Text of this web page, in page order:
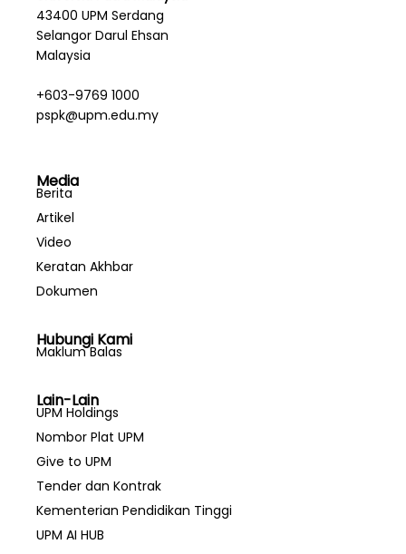
43400 UPM Serdang
Selangor Darul Ehsan
Malaysia
+603-9769 1000
pspk@upm.edu.my
Media
Berita
Artikel
Video
Keratan Akhbar
Dokumen
Hubungi Kami
Maklum Balas
Lain-Lain
UPM Holdings
Nombor Plat UPM
Give to UPM
Tender dan Kontrak
Kementerian Pendidikan Tinggi
UPM AI HUB